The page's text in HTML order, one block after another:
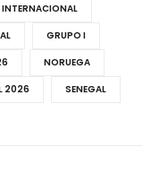
INTERNACIONAL
GRUPO I
NORUEGA
2026 SENEGAL